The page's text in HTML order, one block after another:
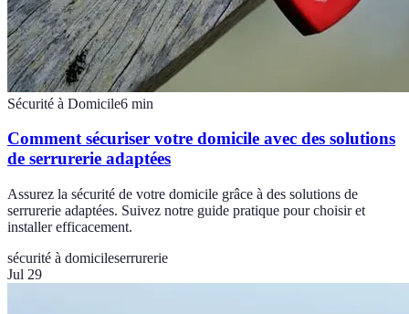
Sécurité à Domicile6 min
Comment sécuriser votre domicile avec des solutions
de serrurerie adaptées
Assurez la sécurité de votre domicile grâce à des solutions de
serrurerie adaptées. Suivez notre guide pratique pour choisir et
installer efficacement.
sécurité à domicileserrurerie
Jul 29